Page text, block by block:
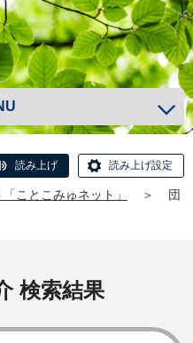
読み上げ 読み上げ設定
ことこみゅネット」 ＞
団
検索結果